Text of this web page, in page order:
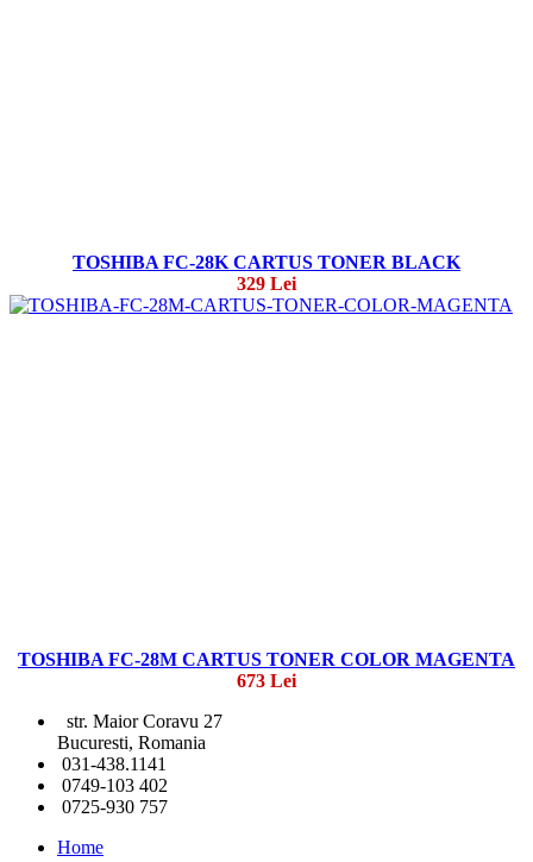
TOSHIBA FC-28K CARTUS TONER BLACK
329 Lei
TOSHIBA FC-28M CARTUS TONER COLOR MAGENTA
673 Lei
str. Maior Coravu 27
Bucuresti, Romania
031-438.1141
0749-103 402
0725-930 757
Home